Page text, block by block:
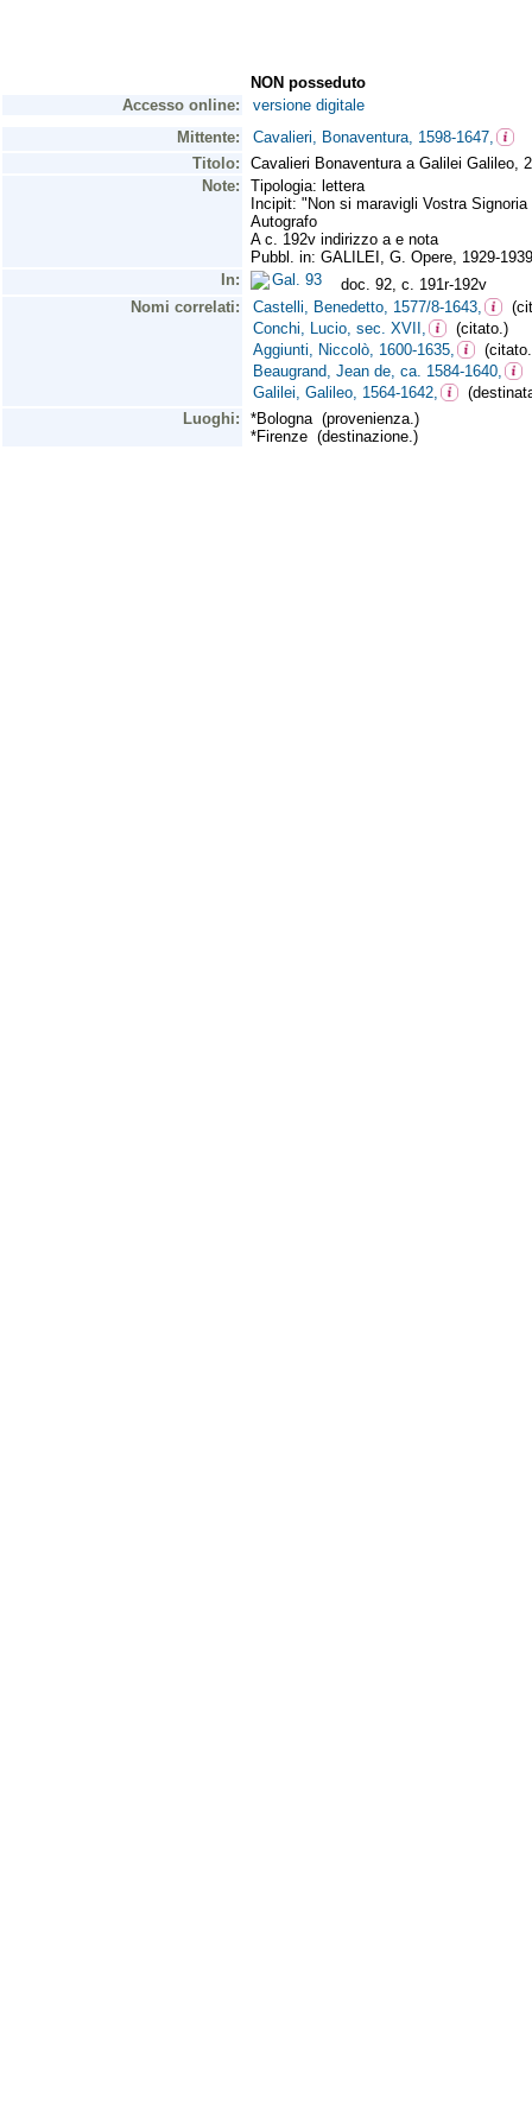
NON posseduto
Accesso online:
versione digitale
Mittente:
Cavalieri, Bonaventura, 1598-1647,
Titolo:
Cavalieri Bonaventura a Galilei Galileo,
Note:
Tipologia: lettera
Incipit: "Non si maravigli Vostra
Autografo
A c. 192v indirizzo a e nota
Pubbl. in: GALILEI, G. Opere, 1929-
In:
Gal. 93
doc. 92, c. 191r-192v
Nomi correlati:
Castelli, Benedetto, 1577/8-1643,
Conchi, Lucio, sec. XVII,
(citato.)
Aggiunti, Niccolò, 1600-1635,
Beaugrand, Jean de, ca. 1584-1640,
Galilei, Galileo, 1564-1642,
Luoghi:
*Bologna (provenienza.)
*Firenze (destinazione.)